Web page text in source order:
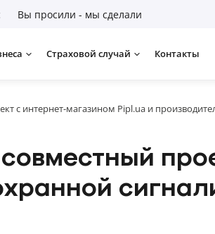
Вы просили - мы сделали
Страховой случай Контакты
с интернет-магазином Pipl.ua и